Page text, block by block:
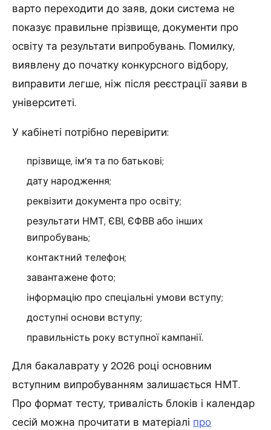
варто переходити до заяв, доки система не
показує правильне прізвище, документи про
освіту та результати випробувань. Помилку,
виявлену до початку конкурсного відбору,
виправити легше, ніж після реєстрації заяви в
університеті.
У кабінеті потрібно перевірити:
прізвище, ім’я та по батькові;
дату народження;
реквізити документа про освіту;
результати НМТ, ЄВІ, ЄФВВ або інших
випробувань;
контактний телефон;
завантажене фото;
інформацію про спеціальні умови вступу;
доступні основи вступу;
правильність року вступної кампанії.
Для бакалаврату у 2026 році основним
вступним випробуванням залишається НМТ.
Про формат тесту, тривалість блоків і календар
сесій можна прочитати в матеріалі про